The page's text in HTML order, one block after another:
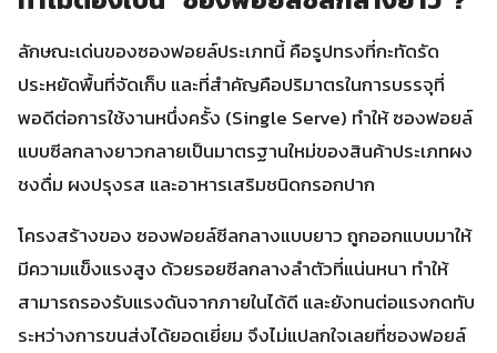
ลักษณะเด่นของซองฟอยล์ประเภทนี้ คือรูปทรงที่กะทัดรัด
ประหยัดพื้นที่จัดเก็บ และที่สำคัญคือปริมาตรในการบรรจุที่
พอดีต่อการใช้งานหนึ่งครั้ง (Single Serve) ทำให้ ซองฟอยล์
แบบซีลกลางยาวกลายเป็นมาตรฐานใหม่ของสินค้าประเภทผง
ชงดื่ม ผงปรุงรส และอาหารเสริมชนิดกรอกปาก
โครงสร้างของ ซองฟอยล์ซีลกลางแบบยาว ถูกออกแบบมาให้
มีความแข็งแรงสูง ด้วยรอยซีลกลางลำตัวที่แน่นหนา ทำให้
สามารถรองรับแรงดันจากภายในได้ดี และยังทนต่อแรงกดทับ
ระหว่างการขนส่งได้ยอดเยี่ยม จึงไม่แปลกใจเลยที่ซองฟอยล์